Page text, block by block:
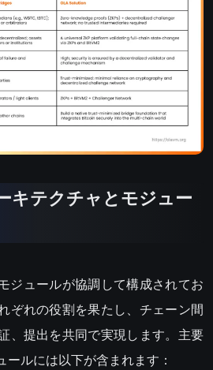
キテクチャとモジュー
ジュールが協調して構成されてお
ぞれの役割を果たし、チェーン間
、提出を共同で実現します。主要
ルには以下が含まれます：